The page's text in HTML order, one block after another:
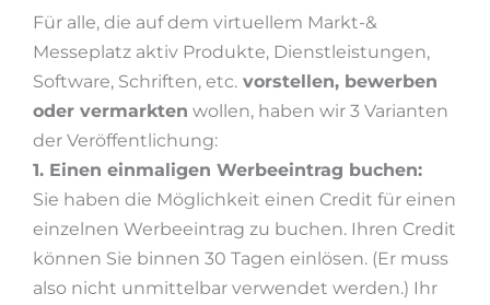
Für alle, die auf dem virtuellem Markt-&
Messeplatz aktiv Produkte, Dienstleistungen,
Software, Schriften, etc. vorstellen, bewerben
oder vermarkten wollen, haben wir 3 Varianten
der Veröffentlichung:
1. Einen einmaligen Werbeeintrag buchen:
Sie haben die Möglichkeit einen Credit für einen
einzelnen Werbeeintrag zu buchen. Ihren Credit
können Sie binnen 30 Tagen einlösen. (Er muss
also nicht unmittelbar verwendet werden.) Ihr